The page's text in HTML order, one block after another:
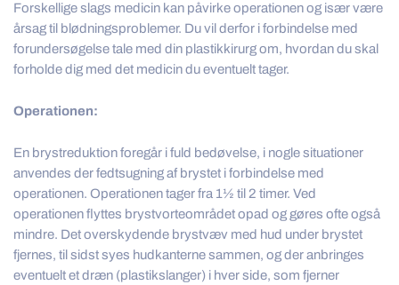
Forskellige slags medicin kan påvirke operationen og især være
årsag til blødningsproblemer. Du vil derfor i forbindelse med
forundersøgelse tale med din plastikkirurg om, hvordan du skal
forholde dig med det medicin du eventuelt tager.
Operationen:
En brystreduktion foregår i fuld bedøvelse, i nogle situationer
anvendes der fedtsugning af brystet i forbindelse med
operationen. Operationen tager fra 1½ til 2 timer. Ved
operationen flyttes brystvorteområdet opad og gøres ofte også
mindre. Det overskydende brystvæv med hud under brystet
fjernes, til sidst syes hudkanterne sammen, og der anbringes
eventuelt et dræn (plastikslanger) i hver side, som fjerner